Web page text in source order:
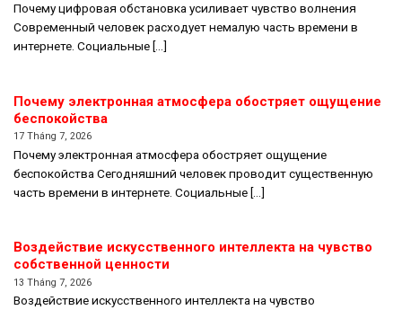
Почему цифровая обстановка усиливает чувство волнения
Современный человек расходует немалую часть времени в
интернете. Социальные [...]
Почему электронная атмосфера обостряет ощущение
беспокойства
17 Tháng 7, 2026
Почему электронная атмосфера обостряет ощущение
беспокойства Сегодняшний человек проводит существенную
часть времени в интернете. Социальные [...]
Воздействие искусственного интеллекта на чувство
собственной ценности
13 Tháng 7, 2026
Воздействие искусственного интеллекта на чувство